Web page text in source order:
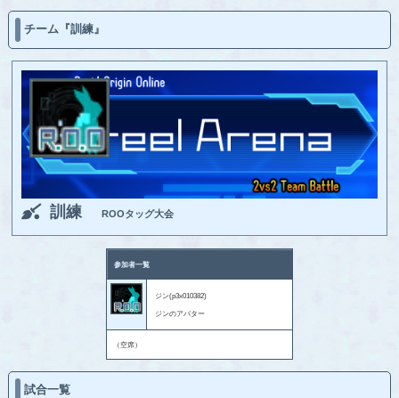
チーム『訓練』
訓練 ROOタッグ大会
参加者一覧
ジン(p3x010382)
ジンのアバター
（空席）
試合一覧